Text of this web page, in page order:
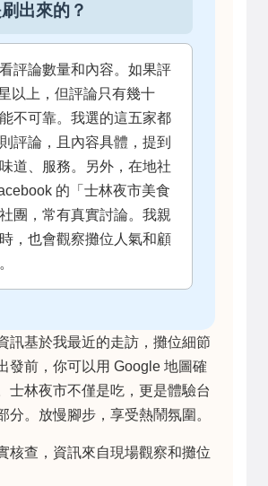
出來的？
評論數量和內容。如果評
以上，但評論只有幾十
不可靠。我選的這五家都
評論，且內容具體，提到
道、服務。另外，在地社
的「士林夜市美食
團，常有真實討論。我親
，也會觀察攤位人氣和顧
訊基於我最近的走訪，攤位細節
發前，你可以用 Google 地圖確
士林夜市不僅是吃，更是體驗台
分。放慢腳步，享受熱鬧氛圍。
核查，資訊來自現場觀察和攤位